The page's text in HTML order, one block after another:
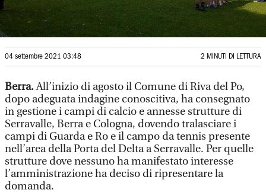
04 settembre 2021 03:48 2 MINUTI DI LETTURA
Berra.All’inizio di agosto il Comune di Riva del Po,
dopo adeguata indagine conoscitiva, ha consegnato
in gestione i campi di calcio e annesse strutture di
Serravalle, Berra e Cologna, dovendo tralasciare i
campi di Guarda e Ro e il campo da tennis presente
nell’area della Porta del Delta a Serravalle. Per quelle
strutture dove nessuno ha manifestato interesse
l’amministrazione ha deciso di ripresentare la
domanda.